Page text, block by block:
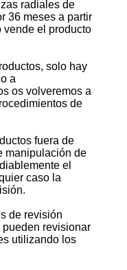
radiales de
36 meses a partir
vende el producto
solo hay
a
os volveremos a
de
fuera de
manipulación de
el
caso la
de revisión
revisionar
utilizando los